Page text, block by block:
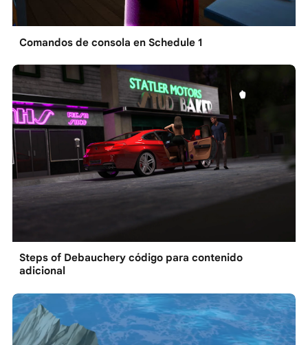
Comandos de consola en Schedule 1
Steps of Debauchery código para contenido
adicional